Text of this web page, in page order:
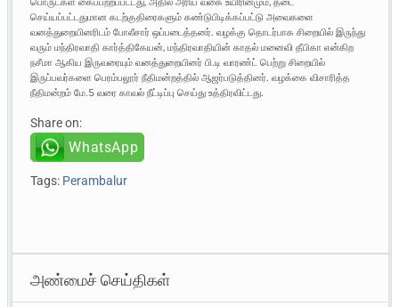
செய்யப்பட்டதுமான கடற்குதிரைகளும் கண்டுபிடிக்கப்பட்டு அவைகளை
வனத்துறையினரிடம் போலீசார் ஒப்படைத்தனர். வழக்கு தொடர்பாக சிறையில் இருந்து
வரும் மந்திரவாதி கார்த்திகேயன், மந்திரவாதியின் காதல் மனைவி தீபிகா என்கிற
நசீமா ஆகிய இருவரையும் வனத்துறையினர் பி.டி வாரண்ட் பெற்று சிறையில்
இருப்பவர்களை பெரம்பலூர் நீதிமன்றத்தில் ஆஜர்படுத்தினர். வழக்கை விசாரித்த
நீதிமன்றம் மே.5 வரை காவல் நீட்டிப்பு செய்து உத்திரவிட்டது.
Share on:
WhatsApp
Tags: Perambalur
அண்மைச் செய்திகள்